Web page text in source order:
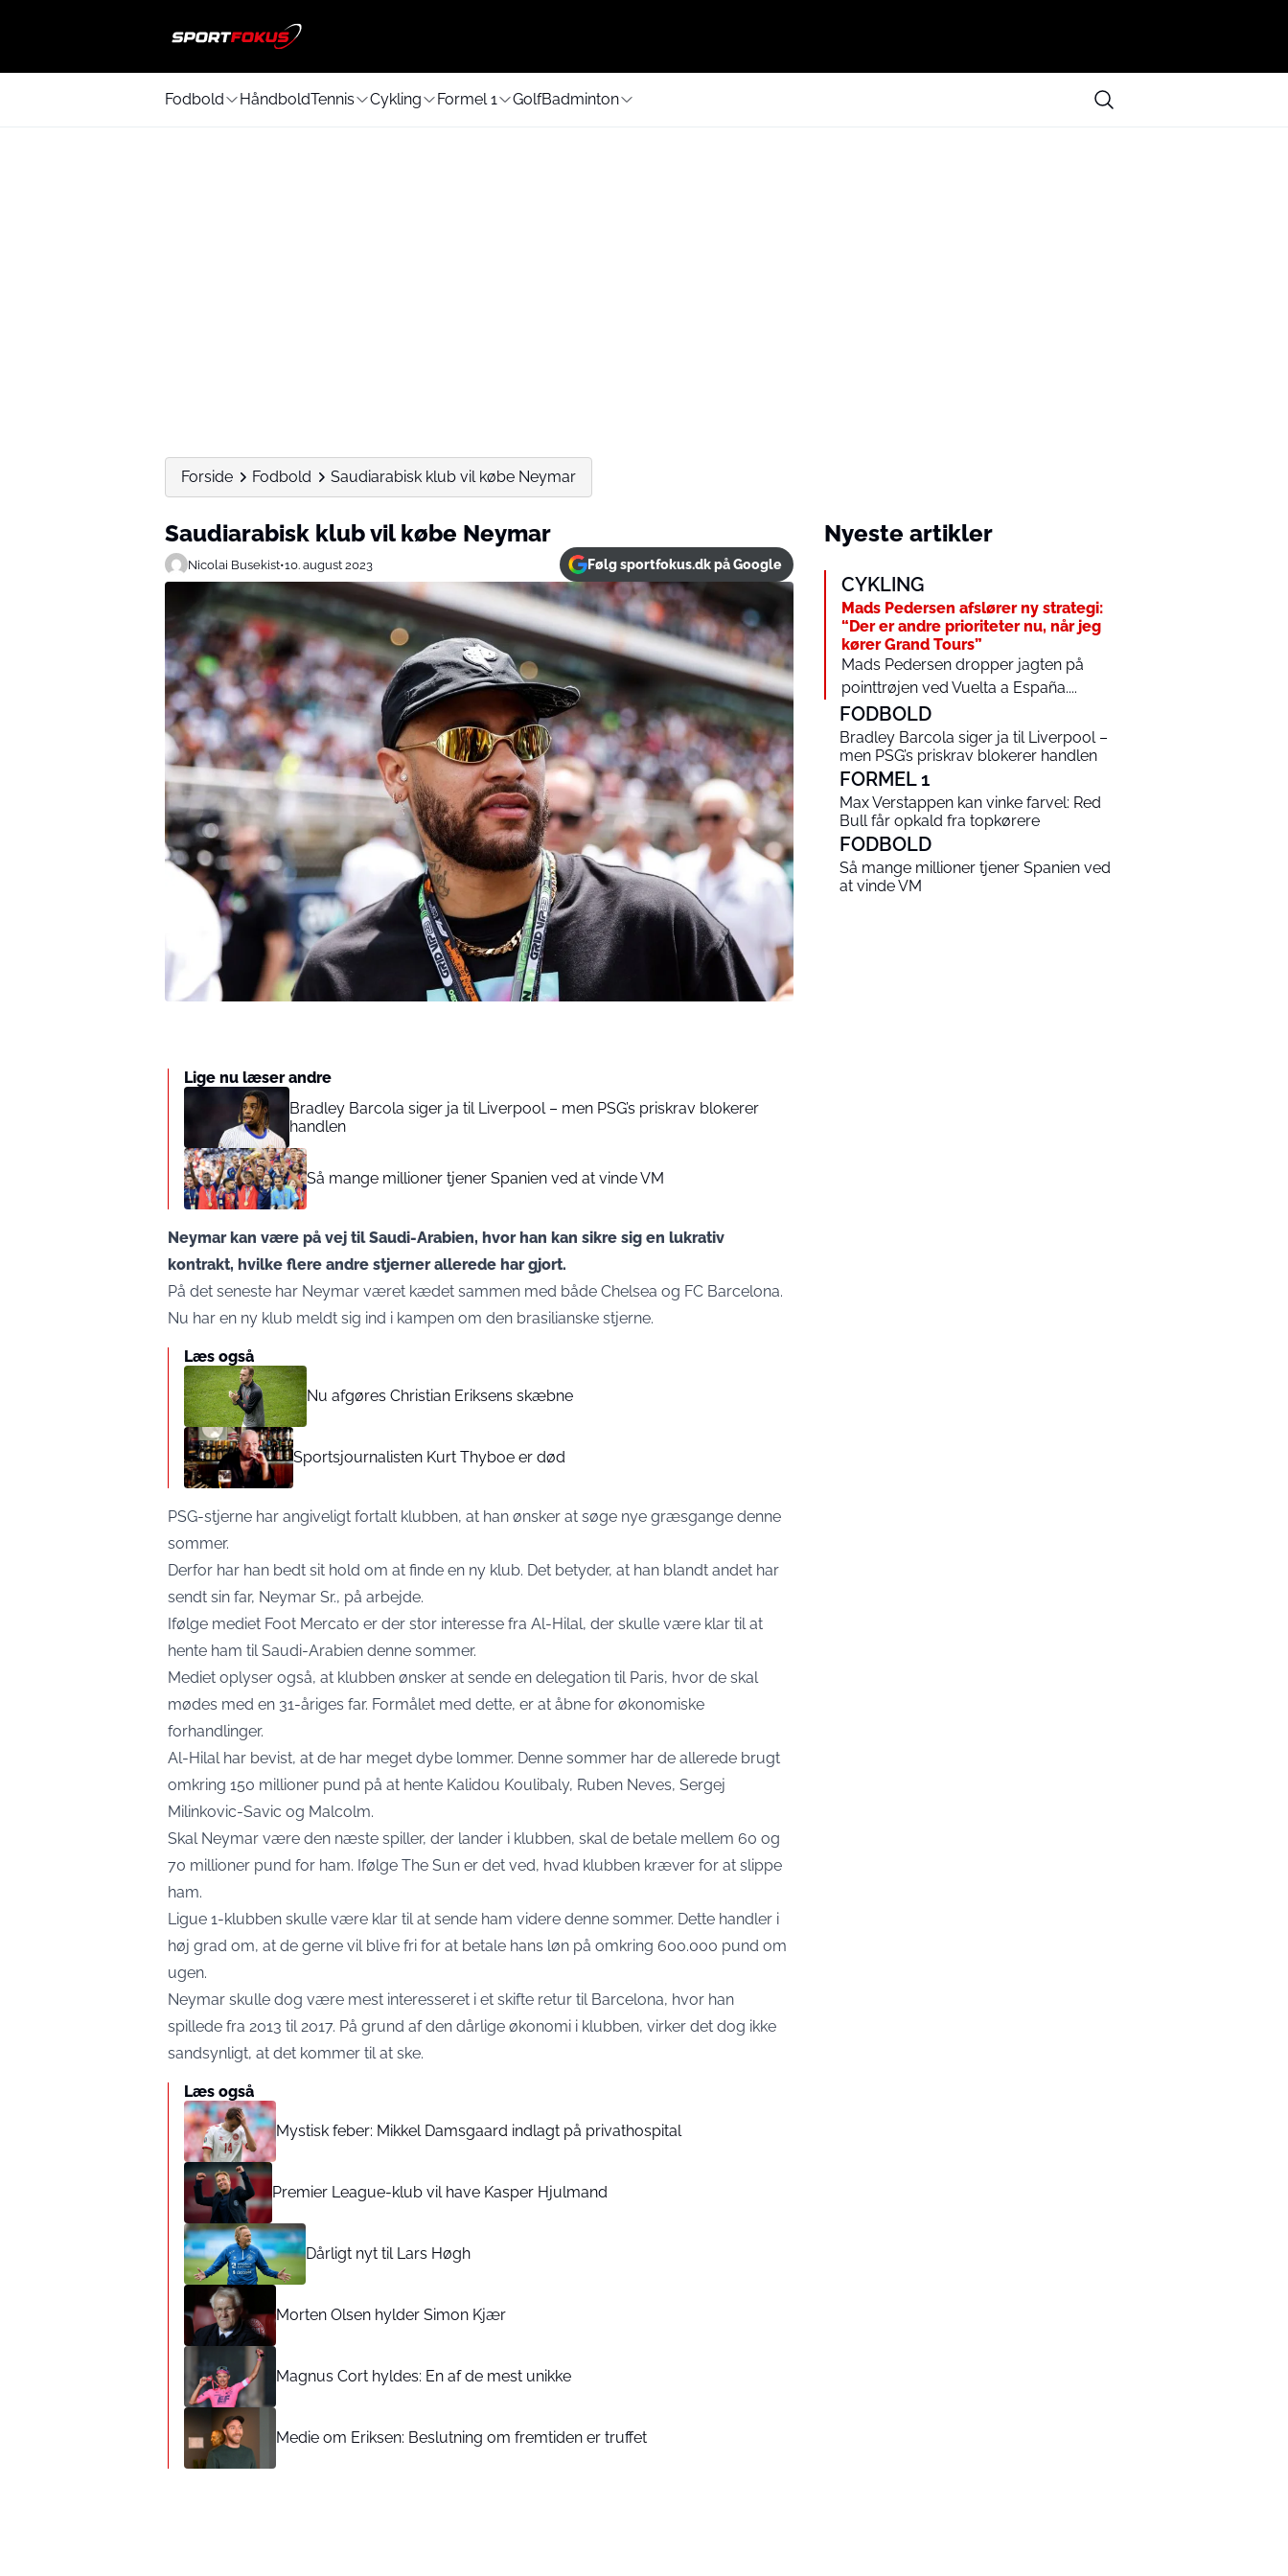
Fodbold HåndboldTennis Cykling Formel 1 GolfBadminton
Forside Fodbold Saudiarabisk klub vil købe Neymar
Saudiarabisk klub vil købe Neymar
Nicolai Busekist•10. august 2023 Følg sportfokus.dk på Google
Lige nu læser andre
Bradley Barcola siger ja til Liverpool – men PSG’s priskrav blokerer
handlen
Så mange millioner tjener Spanien ved at vinde VM
Neymar kan være på vej til Saudi-Arabien, hvor han kan sikre sig en lukrativ
kontrakt, hvilke flere andre stjerner allerede har gjort.
På det seneste har Neymar været kædet sammen med både Chelsea og FC Barcelona.
Nu har en ny klub meldt sig ind i kampen om den brasilianske stjerne.
Læs også
Nu afgøres Christian Eriksens skæbne
Sportsjournalisten Kurt Thyboe er død
PSG-stjerne har angiveligt fortalt klubben, at han ønsker at søge nye græsgange denne
sommer.
Derfor har han bedt sit hold om at finde en ny klub. Det betyder, at han blandt andet har
sendt sin far, Neymar Sr., på arbejde.
Ifølge mediet Foot Mercato er der stor interesse fra Al-Hilal, der skulle være klar til at
hente ham til Saudi-Arabien denne sommer.
Mediet oplyser også, at klubben ønsker at sende en delegation til Paris, hvor de skal
mødes med en 31-åriges far. Formålet med dette, er at åbne for økonomiske
forhandlinger.
Al-Hilal har bevist, at de har meget dybe lommer. Denne sommer har de allerede brugt
omkring 150 millioner pund på at hente Kalidou Koulibaly, Ruben Neves, Sergej
Milinkovic-Savic og Malcolm.
Skal Neymar være den næste spiller, der lander i klubben, skal de betale mellem 60 og
70 millioner pund for ham. Ifølge The Sun er det ved, hvad klubben kræver for at slippe
ham.
Ligue 1-klubben skulle være klar til at sende ham videre denne sommer. Dette handler i
høj grad om, at de gerne vil blive fri for at betale hans løn på omkring 600.000 pund om
ugen.
Neymar skulle dog være mest interesseret i et skifte retur til Barcelona, hvor han
spillede fra 2013 til 2017. På grund af den dårlige økonomi i klubben, virker det dog ikke
sandsynligt, at det kommer til at ske.
Læs også
Mystisk feber: Mikkel Damsgaard indlagt på privathospital
Premier League-klub vil have Kasper Hjulmand
Dårligt nyt til Lars Høgh
Morten Olsen hylder Simon Kjær
Magnus Cort hyldes: En af de mest unikke
Medie om Eriksen: Beslutning om fremtiden er truffet
Nyeste artikler
CYKLING
Mads Pedersen afslører ny strategi:
“Der er andre prioriteter nu, når jeg
kører Grand Tours”
Mads Pedersen dropper jagten på
pointtrøjen ved Vuelta a España....
FODBOLD
Bradley Barcola siger ja til Liverpool –
men PSG’s priskrav blokerer handlen
FORMEL 1
Max Verstappen kan vinke farvel: Red
Bull får opkald fra topkørere
FODBOLD
Så mange millioner tjener Spanien ved
at vinde VM